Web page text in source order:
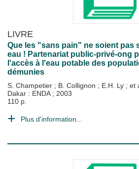
LIVRE
Que les "sans pain" ne soient pas
eau ! Partenariat public-privé-ong
l'accès à l'eau potable des
démunies
S. Champetier ; B. Collignon ; E.H. Ly ; et
Dakar : ENDA ; 2003
110 p.
Plus d'information...